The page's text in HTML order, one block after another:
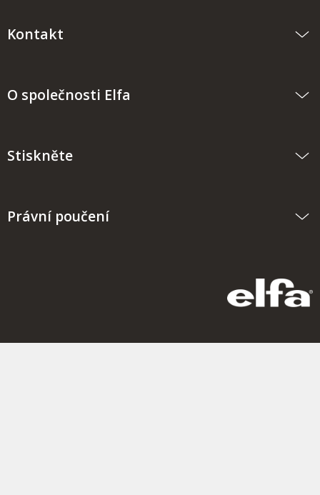
Kontakt
O společnosti Elfa
Stiskněte
Právní poučení